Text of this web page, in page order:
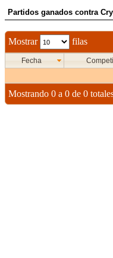
Partidos ganados contra
Mostrar filas
Fecha
Mostrando 0 a 0 de 0